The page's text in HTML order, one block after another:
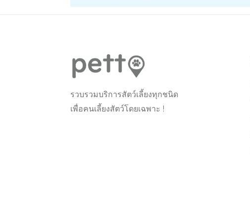
รวบรวมบริการสัตว์เลี้ยงทุกชนิด
เพื่อคนเลี้ยงสัตว์โดยเฉพาะ !